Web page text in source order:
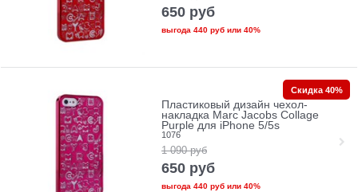
650 руб
выгода 440 рубили 40%
Пластиковый дизайн чехол-
накладка Marc Jacobs Collage
Purple для iPhone 5/5s
1076
1 090 руб
650 руб
выгода 440 рубили 40%
Скидка 40%